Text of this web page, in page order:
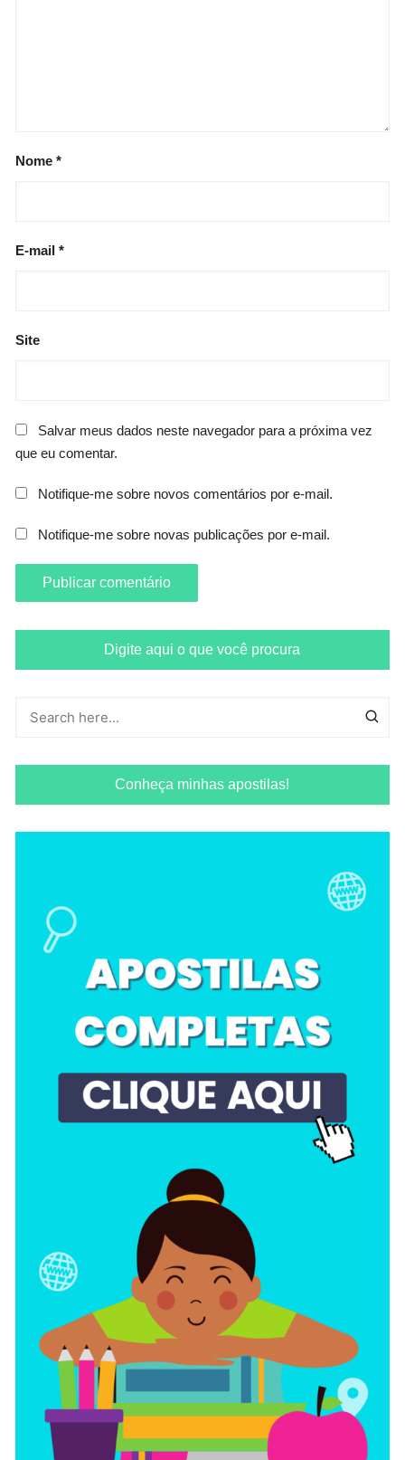
Nome*
E-mail*
Site
Salvar meus dados neste navegador para a próxima vez
que eu comentar.
Notifique-me sobre novos comentários por e-mail.
Notifique-me sobre novas publicações por e-mail.
Digite aqui o que você procura
Conheça minhas apostilas!